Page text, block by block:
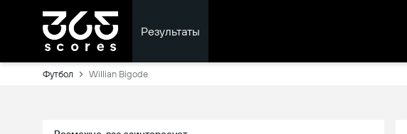
Результаты
Футбол Willian Bigode